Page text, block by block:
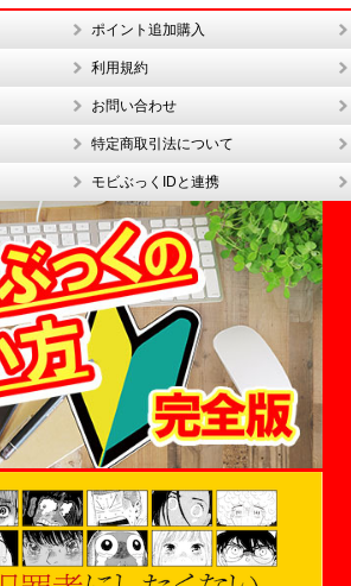
ポイント追加購入
利用規約
お問い合わせ
特定商取引法について
モビぶっくIDと連携